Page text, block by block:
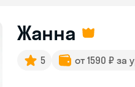
Жанна
5 от 1590 ₽ за